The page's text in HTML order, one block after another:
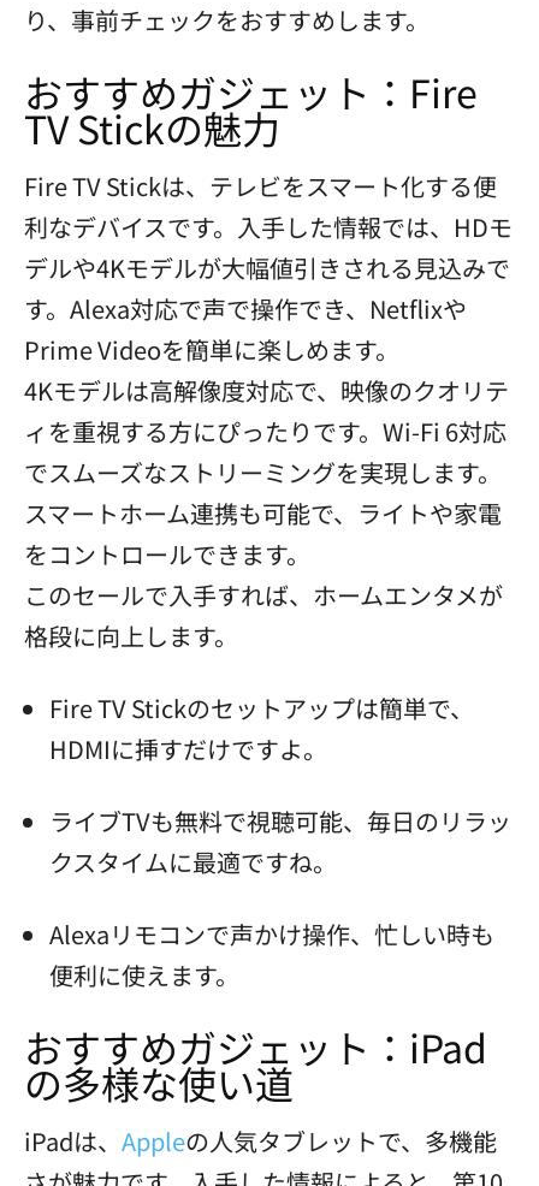
り、事前チェックをおすすめします。
おすすめガジェット：Fire
TV Stickの魅力
Fire TV Stickは、テレビをスマート化する便
利なデバイスです。入手した情報では、HDモ
デルや4Kモデルが大幅値引きされる見込みで
す。Alexa対応で声で操作でき、Netflixや
Prime Videoを簡単に楽しめます。
4Kモデルは高解像度対応で、映像のクオリテ
ィを重視する方にぴったりです。Wi-Fi 6対応
でスムーズなストリーミングを実現します。
スマートホーム連携も可能で、ライトや家電
をコントロールできます。
このセールで入手すれば、ホームエンタメが
格段に向上します。
Fire TV Stickのセットアップは簡単で、
HDMIに挿すだけですよ。
ライブTVも無料で視聴可能、毎日のリラッ
クスタイムに最適ですね。
Alexaリモコンで声かけ操作、忙しい時も
便利に使えます。
おすすめガジェット：iPad
の多様な使い道
iPadは、 Appleの人気タブレットで、多機能